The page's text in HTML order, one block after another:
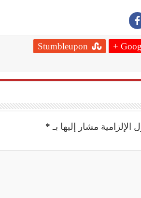
Stumbleupon
الإلزامية مشار إليها بـ *